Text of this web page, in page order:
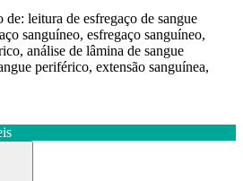
de: leitura de esfregaço de sangue
sanguíneo, esfregaço sanguíneo,
análise de lâmina de sangue
periférico, extensão sanguínea,